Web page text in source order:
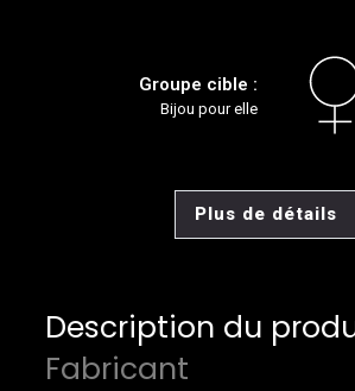
Groupe cible :
Bijou pour elle
Plus de détails
Description du
Fabricant